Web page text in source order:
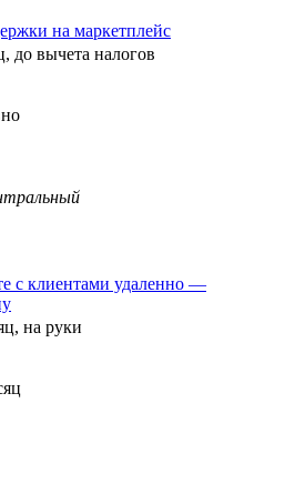
на маркетплейс
до вычета налогов
с клиентами удаленно —
на руки